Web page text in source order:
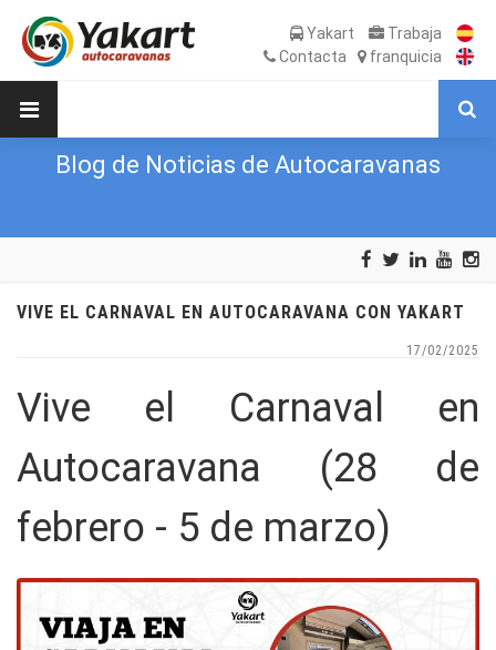
Yakart
Trabaja
Contacta
franquicia
Blog de Noticias de Autocaravanas
VIVE EL CARNAVAL EN AUTOCARAVANA CON YAKART
17/02/2025
Vive el Carnaval en
Autocaravana (28 de
febrero - 5 de marzo)